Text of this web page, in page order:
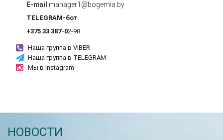
manager1@bogemia.by
TELEGRAM-бот
+375 33 387-02-98
Наша группа в VIBER
Наша группа в TELEGRAM
Мы в Instagram
НОВОСТИ